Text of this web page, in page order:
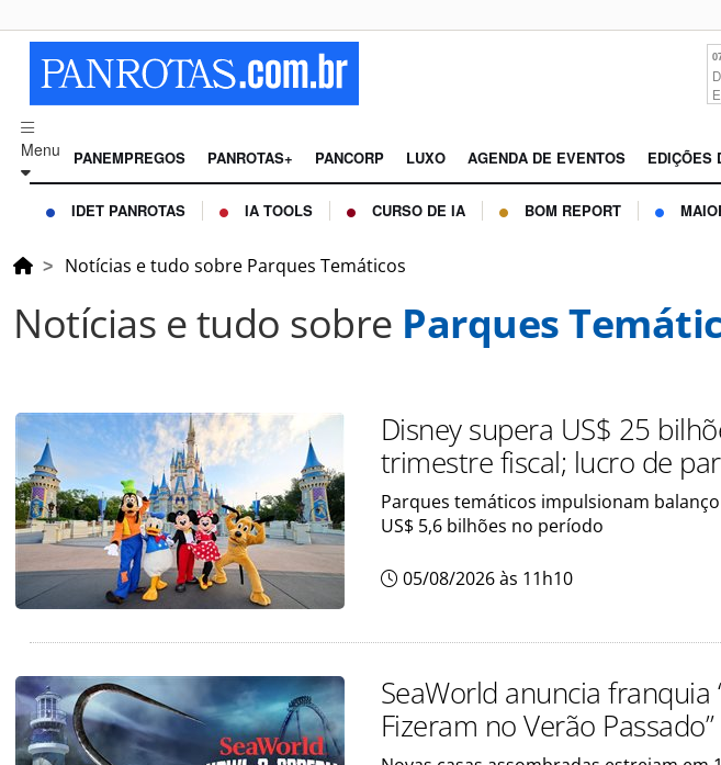
Menu PANEMPREGOS PANROTAS+ PANCORP LUXO AGENDA DE EVENTOS EDIÇÕES
IDET PANROTAS IA TOOLS CURSO DE IA BOM REPORT
Notícias e tudo sobre Parques Temáticos
Notícias e tudo sobre Parques
Disney supera US$ 25
trimestre fiscal; lucro de
Parques temáticos impulsionam
US$ 5,6 bilhões no período
05/08/2026 às 11h10
SeaWorld anuncia franquia
Fizeram no Verão